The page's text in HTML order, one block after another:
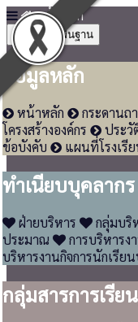
หน้าหลัก
ข้อมูลพื้นฐาน
ข้อมูลหลัก
หน้าหลัก กระดานถ
โครงสร้างองค์กร
ประวั
ข้อบังคับ
แผนที่โรงเรี
ทำเนียบบุคลากร
ฝ่ายบริหาร กลุ่มบริ
ประมาณ
การบริหารง
บริหารงานกิจการนักเรีย
กลุ่มสารการเรีย